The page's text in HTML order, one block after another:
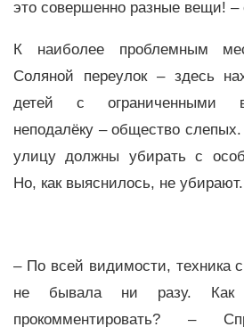
это совершенно разные вещи! –
К наиболее проблемным
Соляной переулок – здесь
детей с ограниченными
неподалёку – общество
улицу должны убирать с
Но, как выяснилось, не убирают.
– По всей видимости, техника
не бывала ни разу.
прокомментировать? –